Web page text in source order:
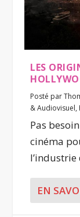
LES
Posté par
& Audiovisuel,
Pas
cinéma
EN